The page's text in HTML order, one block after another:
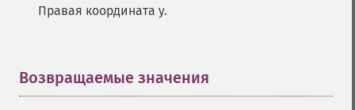
Правая координата y.
Возвращаемые значения